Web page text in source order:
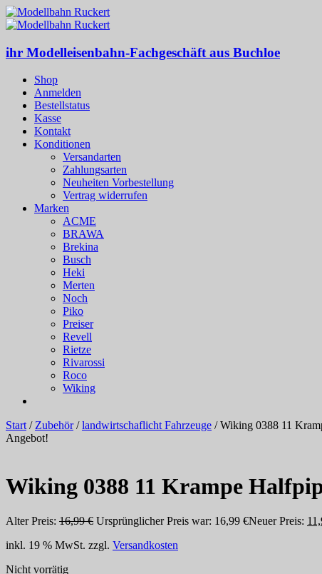
ihr Modelleisenbahn-Fachgeschäft aus Buchloe
Shop
Anmelden
Bestellstatus
Kasse
Kontakt
Konditionen
Versandarten
Zahlungsarten
Neuheiten Vorbestellung
Vertrag widerrufen
Marken
ACME
BRAWA
Brekina
Busch
Heki
Merten
Noch
Piko
Preiser
Revell
Rietze
Rivarossi
Roco
Wiking
Start/Zubehör/landwirtschaflicht Fahrzeuge / Wiking 0388 11
Angebot!
Wiking 0388 11 Krampe
Alter Preis: 16,99€ Ursprünglicher Preis war: 16,99 €Neuer Preis:
inkl. 19 % MwSt. zzgl. Versandkosten
Nicht vorrätig